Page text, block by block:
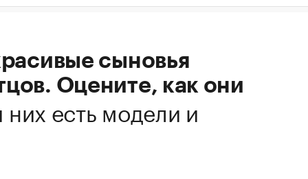
сыновья
Оцените, как они
есть модели и